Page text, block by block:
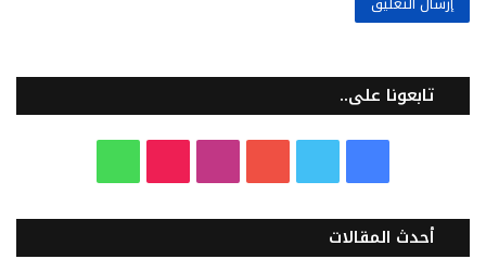
تابعونا على..
س
ي
ت
س
k
ت
أحدث المقالات